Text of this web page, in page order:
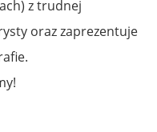
z trudnej
oraz zaprezentuje